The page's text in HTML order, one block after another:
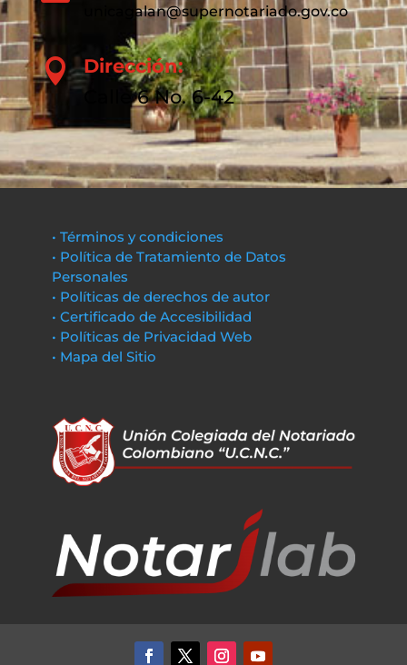
unicagalan@supernotariado.gov.co
 Dirección:
Calle 6 No. 6-42
• Términos y condiciones
• Política de Tratamiento de Datos
Personales
• Políticas de derechos de autor
• Certificado de Accesibilidad
• Políticas de Privacidad Web
• Mapa del Sitio